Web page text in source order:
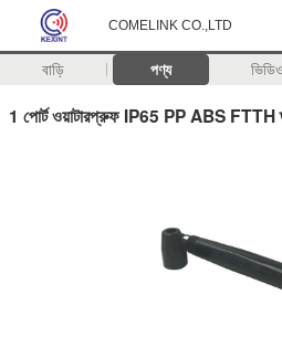
COMELINK CO.,LTD
বাড়ি পণ্য ভিডিও
1 পোর্ট ওয়াটারপ্রুফ IP65 PP ABS FTTH